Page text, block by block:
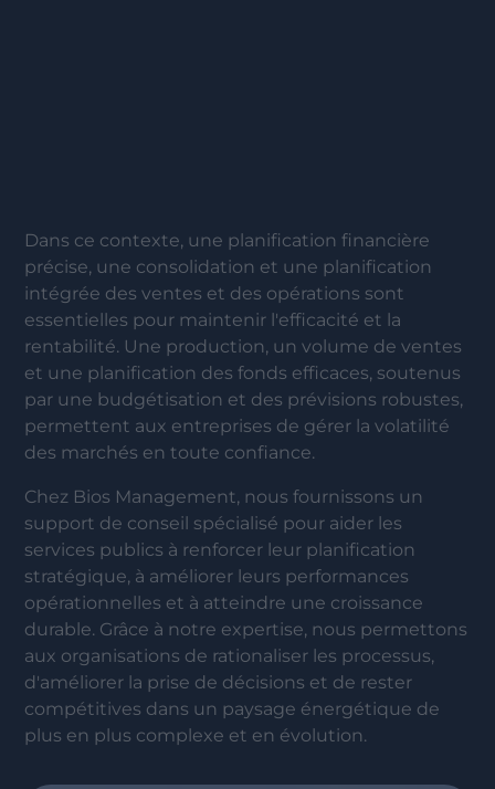
Dans ce contexte, une planification financière
précise, une consolidation et une planification
intégrée des ventes et des opérations sont
essentielles pour maintenir l'efficacité et la
rentabilité. Une production, un volume de ventes
et une planification des fonds efficaces, soutenus
par une budgétisation et des prévisions robustes,
permettent aux entreprises de gérer la volatilité
des marchés en toute confiance.
Chez Bios Management, nous fournissons un
support de conseil spécialisé pour aider les
services publics à renforcer leur planification
stratégique, à améliorer leurs performances
opérationnelles et à atteindre une croissance
durable. Grâce à notre expertise, nous permettons
aux organisations de rationaliser les processus,
d'améliorer la prise de décisions et de rester
compétitives dans un paysage énergétique de
plus en plus complexe et en évolution.